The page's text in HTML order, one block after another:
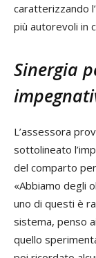
caratterizzando
più autorevoli in
Sinergia
L’assessora
sottolineato
del comparto
«Abbiamo degli
uno di questi è
sistema, penso
quello